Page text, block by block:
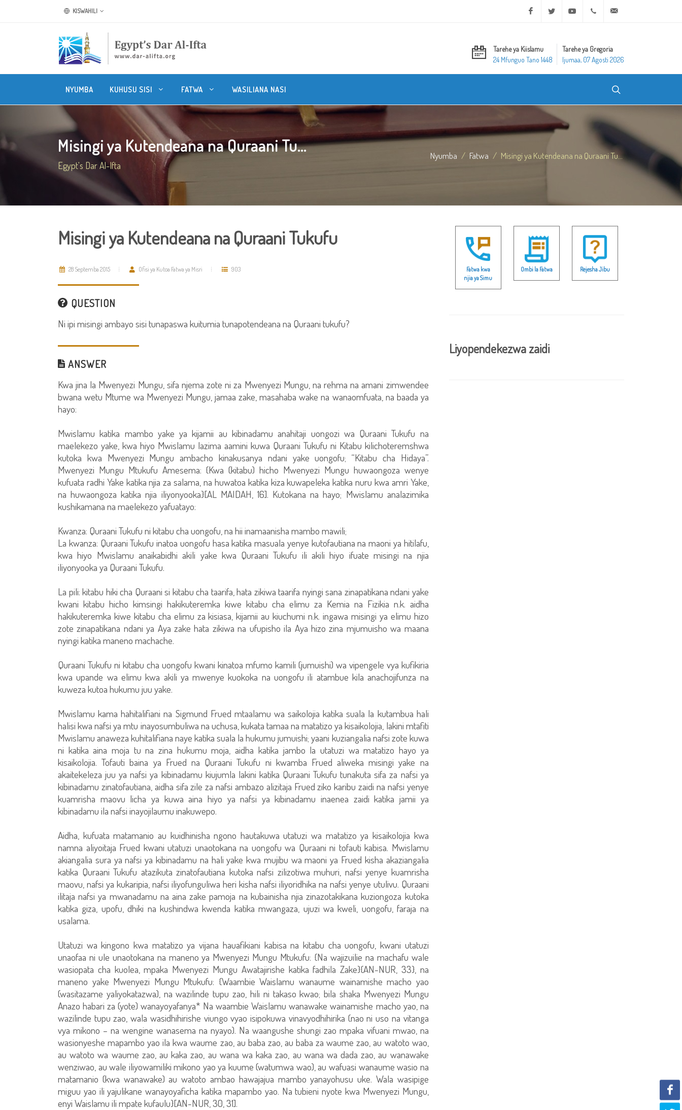
KISWAHILI Facebook Twitter Youtube +20 2 25970400
Tarehe ya Kiislamu
24 Mfunguo Tano 1448
Tarehe ya Gregoria
Ijumaa, 07 Agosti 2026
NYUMBA KUHUSU SISI FATWA WASILIANA NASI
Misingi ya Kutendeana na Quraani Tu...
Egypt's Dar Al-Ifta
Nyumba Fatwa Misingi ya Kutendeana na Quraani Tu...
Misingi ya Kutendeana na Quraani Tukufu
28 Septemba 2015 Ofisi ya Kutoa Fatwa ya Misri 903
QUESTION
Ni ipi misingi ambayo sisi tunapaswa kuitumia tunapotendeana na Quraani tukufu?
ANSWER
Kwa jina la Mwenyezi Mungu, sifa njema zote ni za Mwenyezi Mungu, na rehma na amani zimwendee
bwana wetu Mtume wa Mwenyezi Mungu, jamaa zake, masahaba wake na wanaomfuata, na baada ya
hayo:
Mwislamu katika mambo yake ya kijamii au kibinadamu anahitaji uongozi wa Quraani Tukufu na
maelekezo yake, kwa hiyo Mwislamu lazima aamini kuwa Quraani Tukufu ni Kitabu kilichoteremshwa
kutoka kwa Mwenyezi Mungu ambacho kinakusanya ndani yake uongofu; “Kitabu cha Hidaya”.
Mwenyezi Mungu Mtukufu Amesema: {Kwa (kitabu) hicho Mwenyezi Mungu huwaongoza wenye
kufuata radhi Yake katika njia za salama, na huwatoa katika kiza kuwapeleka katika nuru kwa amri Yake,
na huwaongoza katika njia iliyonyooka}[AL MAIDAH, 16]. Kutokana na hayo; Mwislamu analazimika
kushikamana na maelekezo yafuatayo:
Kwanza: Quraani Tukufu ni kitabu cha uongofu, na hii inamaanisha mambo mawili;
La kwanza: Quraani Tukufu inatoa uongofu hasa katika masuala yenye kutofautiana na maoni ya hitilafu,
kwa hiyo Mwislamu anaikabidhi akili yake kwa Quraani Tukufu ili akili hiyo ifuate misingi na njia
iliyonyooka ya Quraani Tukufu.
La pili: kitabu hiki cha Quraani si kitabu cha taarifa, hata zikiwa taarifa nyingi sana zinapatikana ndani yake
kwani kitabu hicho kimsingi hakikuteremka kiwe kitabu cha elimu za Kemia na Fizikia n.k. aidha
hakikuteremka kiwe kitabu cha elimu za kisiasa, kijamii au kiuchumi n.k. ingawa misingi ya elimu hizo
zote zinapatikana ndani ya Aya zake hata zikiwa na ufupisho ila Aya hizo zina mjumuisho wa maana
nyingi katika maneno machache.
Quraani Tukufu ni kitabu cha uongofu kwani kinatoa mfumo kamili (jumuishi) wa vipengele vya kufikiria
kwa upande wa elimu kwa akili ya mwenye kuokoka na uongofu ili atambue kila anachojifunza na
kuweza kutoa hukumu juu yake.
Mwislamu kama hahitalifiani na Sigmund Frued mtaalamu wa saikolojia katika suala la kutambua hali
halisi kwa nafsi ya mtu inayosumbuliwa na uchusa, kukata tamaa na matatizo ya kisaikolojia, lakini mtafiti
Mwislamu anaweza kuhitalifiana naye katika suala la hukumu jumuishi; yaani kuziangalia nafsi zote kuwa
ni katika aina moja tu na zina hukumu moja, aidha katika jambo la utatuzi wa matatizo hayo ya
kisaikolojia. Tofauti baina ya Frued na Quraani Tukufu ni kwamba Frued aliweka misingi yake na
akaitekeleza juu ya nafsi ya kibinadamu kiujumla lakini katika Quraani Tukufu tunakuta sifa za nafsi ya
kibinadamu zinatofautiana, aidha sifa zile za nafsi ambazo alizitaja Frued ziko karibu zaidi na nafsi yenye
kuamrisha maovu licha ya kuwa aina hiyo ya nafsi ya kibinadamu inaenea zaidi katika jamii ya
kibinadamu ila nafsi inayojilaumu inakuwepo.
Aidha, kufuata matamanio au kuidhinisha ngono hautakuwa utatuzi wa matatizo ya kisaikolojia kwa
namna aliyoitaja Frued kwani utatuzi unaotokana na uongofu wa Quraani ni tofauti kabisa. Mwislamu
akiangalia sura ya nafsi ya kibinadamu na hali yake kwa mujibu wa maoni ya Frued kisha akaziangalia
katika Quraani Tukufu atazikuta zinatofautiana kutoka nafsi zilizotiwa muhuri, nafsi yenye kuamrisha
maovu, nafsi ya kukaripia, nafsi iliyofunguliwa heri kisha nafsi iliyoridhika na nafsi yenye utulivu. Quraani
ilitaja nafsi ya mwanadamu na aina zake pamoja na kubainisha njia zinazotakikana kuziongoza kutoka
katika giza, upofu, dhiki na kushindwa kwenda katika mwangaza, ujuzi wa kweli, uongofu, faraja na
usalama.
Utatuzi wa kingono kwa matatizo ya vijana hauafikiani kabisa na kitabu cha uongofu, kwani utatuzi
unaofaa ni ule unaotokana na maneno ya Mwenyezi Mungu Mtukufu: {Na wajizuilie na machafu wale
wasiopata cha kuolea, mpaka Mwenyezi Mungu Awatajirishe katika fadhila Zake}{AN-NUR, 33}, na
maneno yake Mwenyezi Mungu Mtukufu: {Waambie Waislamu wanaume wainamishe macho yao
(wasitazame yaliyokatazwa), na wazilinde tupu zao, hili ni takaso kwao; bila shaka Mwenyezi Mungu
Anazo habari za (yote) wanayoyafanya* Na waambie Waislamu wanawake wainamishe macho yao, na
wazilinde tupu zao, wala wasidhihirishe viungo vyao isipokuwa vinavyodhihirika (nao ni uso na vitanga
vya mikono – na wengine wanasema na nyayo). Na waangushe shungi zao mpaka vifuani mwao, na
wasionyeshe mapambo yao ila kwa waume zao, au baba zao, au baba za waume zao, au watoto wao,
au watoto wa waume zao, au kaka zao, au wana wa kaka zao, au wana wa dada zao, au wanawake
wenziwao, au wale iliyowamiliki mikono yao ya kuume (watumwa wao), au wafuasi wanaume wasio na
matamanio (kwa wanawake) au watoto ambao hawajajua mambo yanayohusu uke. Wala wasipige
miguu yao ili yajulikane wanayoyaficha katika mapambo yao. Na tubieni nyote kwa Mwenyezi Mungu,
enyi Waislamu ili mpate kufaulu}[AN-NUR, 30, 31].
Fatwa kwa
njia ya Simu
Ombi la Fatwa Rejesha Jibu
Liyopendekezwa zaidi